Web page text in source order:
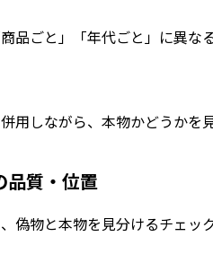
品ごと」「年代ごと」に異
用しながら、本物かどうかを
品質・位置
偽物と本物を見分けるチェッ